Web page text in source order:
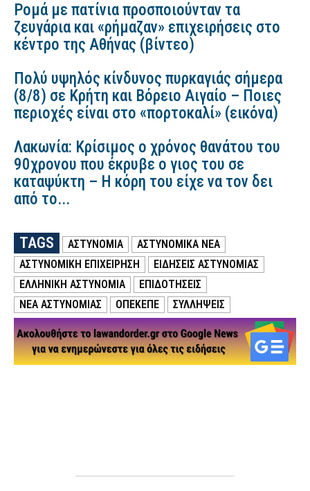
Ρομά με πατίνια προσποιούνταν τα
ζευγάρια και «ρήμαζαν» επιχειρήσεις στο
κέντρο της Αθήνας (βίντεο)
Πολύ υψηλός κίνδυνος πυρκαγιάς σήμερα
(8/8) σε Κρήτη και Βόρειο Αιγαίο – Ποιες
περιοχές είναι στο «πορτοκαλί» (εικόνα)
Λακωνία: Κρίσιμος ο χρόνος θανάτου του
90χρονου που έκρυβε ο γιος του σε
καταψύκτη – Η κόρη του είχε να τον δει
από το...
TAGS ΑΣΤΥΝΟΜΙΑ
ΑΣΤΥΝΟΜΙΚΑ ΝΕΑ
ΑΣΤΥΝΟΜΙΚΗ ΕΠΙΧΕΙΡΗΣΗ
ΕΙΔΗΣΕΙΣ ΑΣΤΥΝΟΜΙΑΣ
ΕΛΛΗΝΙΚΗ ΑΣΤΥΝΟΜΙΑ
ΕΠΙΔΟΤΗΣΕΙΣ
ΝΕΑ ΑΣΤΥΝΟΜΙΑΣ
ΟΠΕΚΕΠΕ ΣΥΛΛΗΨΕΙΣ